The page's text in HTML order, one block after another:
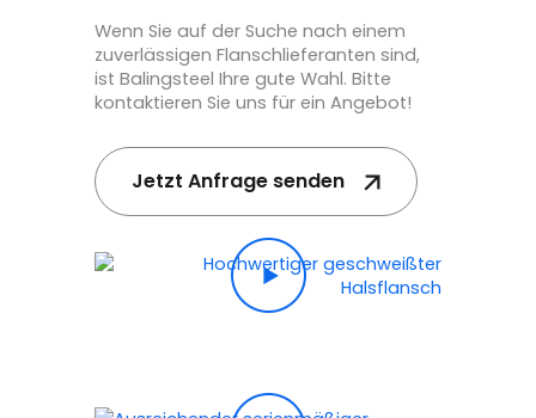
Wenn Sie auf der Suche nach einem
zuverlässigen Flanschlieferanten sind,
ist Balingsteel Ihre gute Wahl. Bitte
kontaktieren Sie uns für ein Angebot!
Jetzt Anfrage senden